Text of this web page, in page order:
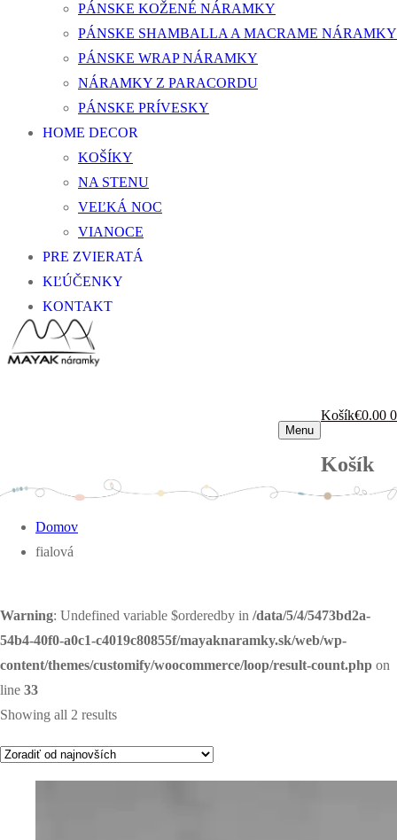
PÁNSKE KOŽENÉ NÁRAMKY
PÁNSKE SHAMBALLA A MACRAME NÁRAMKY
PÁNSKE WRAP NÁRAMKY
NÁRAMKY Z PARACORDU
PÁNSKE PRÍVESKY
HOME DECOR
KOŠÍKY
NA STENU
VEĽKÁ NOC
VIANOCE
PRE ZVIERATÁ
KĽÚČENKY
KONTAKT
Menu
Košík€0.00 0
Košík
Domov
fialová
Warning: Undefined variable $orderedby in /data/5/4/5473bd2a-
54b4-40f0-a0c1-c4019c80855f/mayaknaramky.sk/web/wp-
content/themes/customify/woocommerce/loop/result-count.php on
line 33
Showing all 2 results